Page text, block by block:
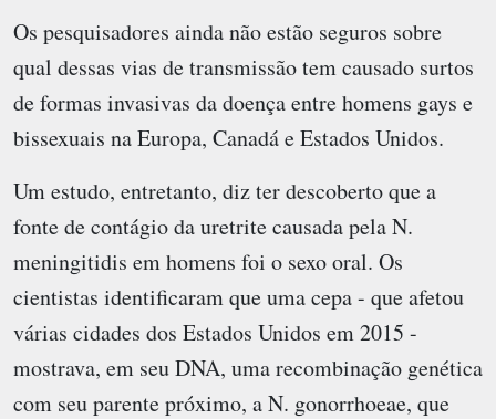
Os pesquisadores ainda não estão seguros sobre
qual dessas vias de transmissão tem causado surtos
de formas invasivas da doença entre homens gays e
bissexuais na Europa, Canadá e Estados Unidos.
Um estudo, entretanto, diz ter descoberto que a
fonte de contágio da uretrite causada pela N.
meningitidis em homens foi o sexo oral. Os
cientistas identificaram que uma cepa - que afetou
várias cidades dos Estados Unidos em 2015 -
mostrava, em seu DNA, uma recombinação genética
com seu parente próximo, a N. gonorrhoeae, que